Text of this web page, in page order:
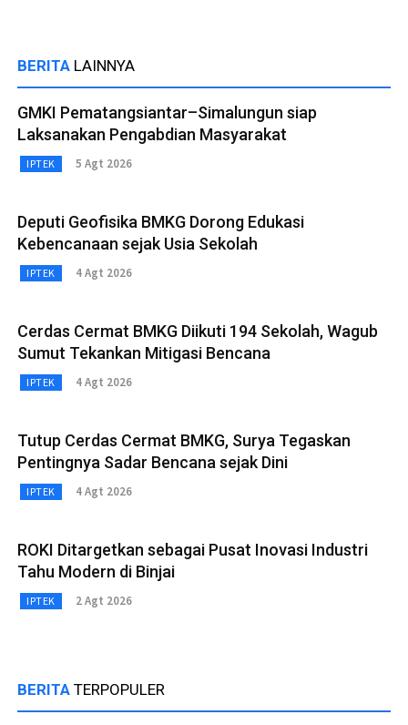
BERITA LAINNYA
GMKI Pematangsiantar–Simalungun siap
Laksanakan Pengabdian Masyarakat
IPTEK 5 Agt 2026
Deputi Geofisika BMKG Dorong Edukasi
Kebencanaan sejak Usia Sekolah
IPTEK 4 Agt 2026
Cerdas Cermat BMKG Diikuti 194 Sekolah, Wagub
Sumut Tekankan Mitigasi Bencana
IPTEK 4 Agt 2026
Tutup Cerdas Cermat BMKG, Surya Tegaskan
Pentingnya Sadar Bencana sejak Dini
IPTEK 4 Agt 2026
ROKI Ditargetkan sebagai Pusat Inovasi Industri
Tahu Modern di Binjai
IPTEK 2 Agt 2026
BERITA TERPOPULER